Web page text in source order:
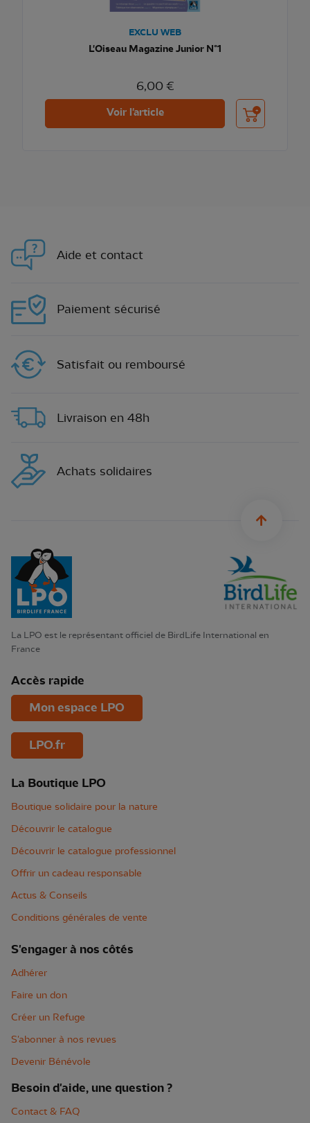
EXCLU WEB
L'Oiseau Magazine Junior N°1
6,00 €
Voir l'article Ajouter au
Aide et contact
Paiement sécurisé
Satisfait ou remboursé
Livraison en 48h
Achats solidaires
La LPO est le représentant officiel de BirdLife International en
France
Accès rapide
Mon espace LPO
LPO.fr
La Boutique LPO
Boutique solidaire pour la nature
Découvrir le catalogue
Découvrir le catalogue professionnel
Offrir un cadeau responsable
Actus & Conseils
Conditions générales de vente
S'engager à nos côtés
Adhérer
Faire un don
Créer un Refuge
S'abonner à nos revues
Devenir Bénévole
Besoin d'aide, une question ?
Contact & FAQ